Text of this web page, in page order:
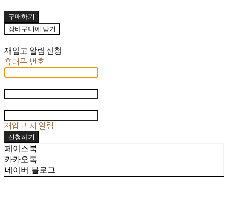
구매하기
장바구니에 담기
재입고 알림 신청
휴대폰 번호
-
-
재입고 시 알림
신청하기
페이스북
카카오톡
네이버 블로그